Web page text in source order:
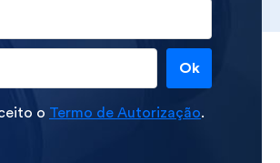
Ok
o Termo de Autorização.